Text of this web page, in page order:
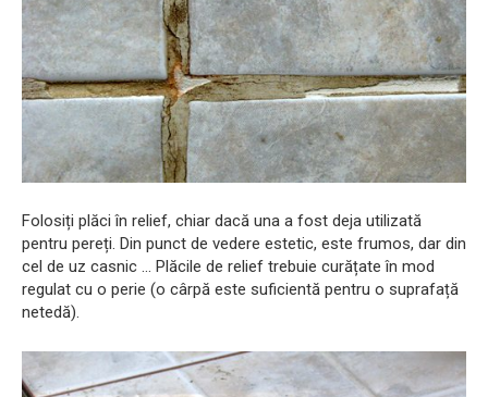
Folosiți plăci în relief, chiar dacă una a fost deja utilizată
pentru pereți. Din punct de vedere estetic, este frumos, dar din
cel de uz casnic ... Plăcile de relief trebuie curățate în mod
regulat cu o perie (o cârpă este suficientă pentru o suprafață
netedă).